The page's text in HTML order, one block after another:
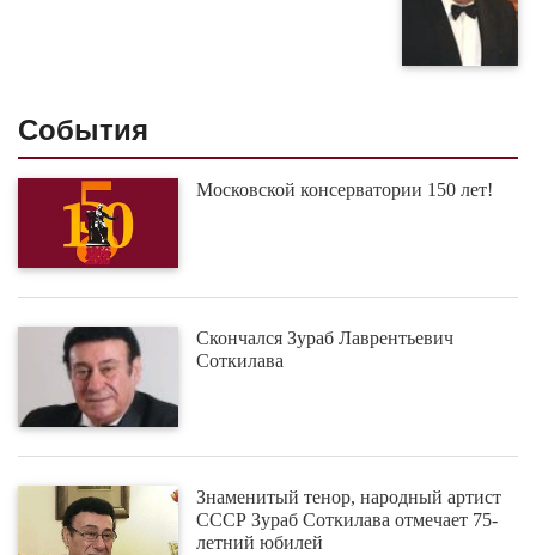
События
Московской консерватории 150 лет!
Скончался Зураб Лаврентьевич
Соткилава
Знаменитый тенор, народный артист
СССР Зураб Соткилава отмечает 75-
летний юбилей